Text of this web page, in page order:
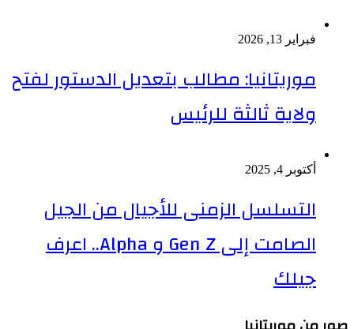
فبراير 13, 2026
موريتانيا: مطالب بتعديل الدستور لفتح
ولاية ثالثة للرئيس
أكتوبر 4, 2025
التسلسل الزمنى للأجيال من الجيل
الصامت إلى Gen Z و Alpha.. اعرف
جيلك